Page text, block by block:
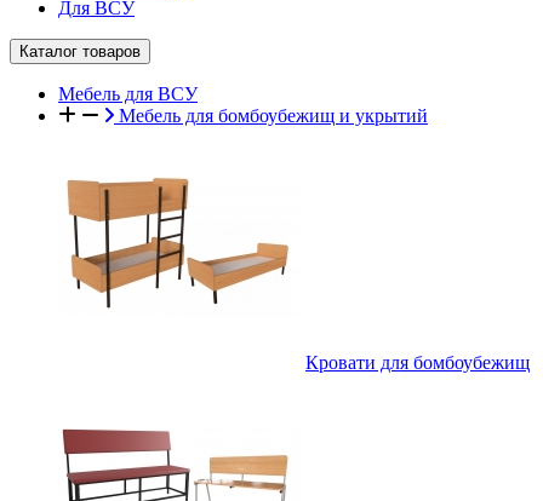
Для ВСУ
Каталог товаров
Мебель для ВСУ
Мебель для бомбоубежищ и укрытий
Кровати для бомбоубежищ